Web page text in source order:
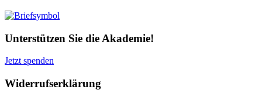
Unterstützen Sie die Akademie!
Jetzt spenden
Widerrufserklärung